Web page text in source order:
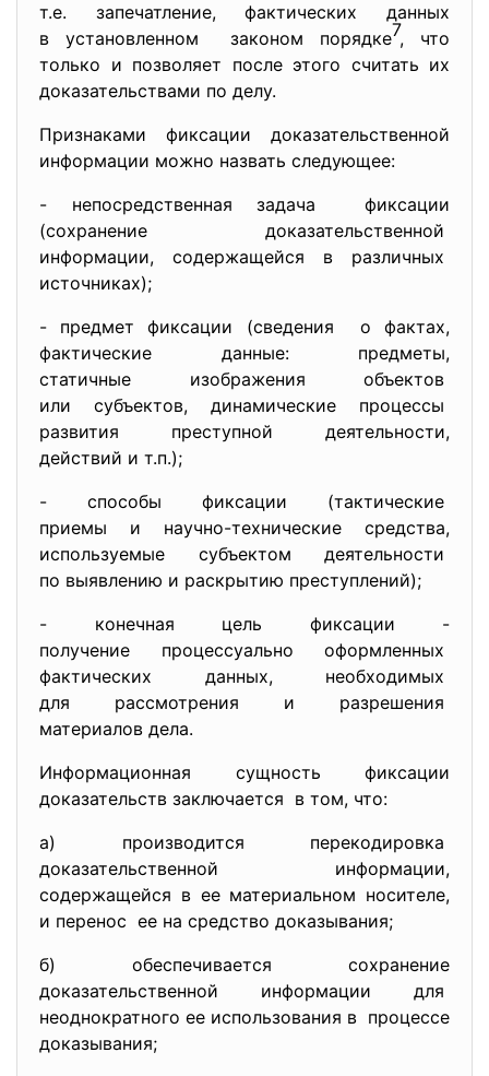
т.е. запечатление, фактических данных
в установленном законом порядке7, что
только и позволяет после этого считать их
доказательствами по делу.
Признаками фиксации доказательственной
информации можно назвать следующее:
- непосредственная задача фиксации
(сохранение доказательственной
информации, содержащейся в различных
источниках);
- предмет фиксации (сведения о фактах,
фактические данные: предметы,
статичные изображения объектов
или субъектов, динамические процессы
развития преступной деятельности,
действий и т.п.);
- способы фиксации (тактические
приемы и научно-технические средства,
используемые субъектом деятельности
по выявлению и раскрытию преступлений);
- конечная цель фиксации -
получение процессуально оформленных
фактических данных, необходимых
для рассмотрения и разрешения
материалов дела.
Информационная сущность фиксации
доказательств заключается в том, что:
а) производится перекодировка
доказательственной информации,
содержащейся в ее материальном носителе,
и перенос ее на средство доказывания;
б) обеспечивается сохранение
доказательственной информации для
неоднократного ее использования в процессе
доказывания;